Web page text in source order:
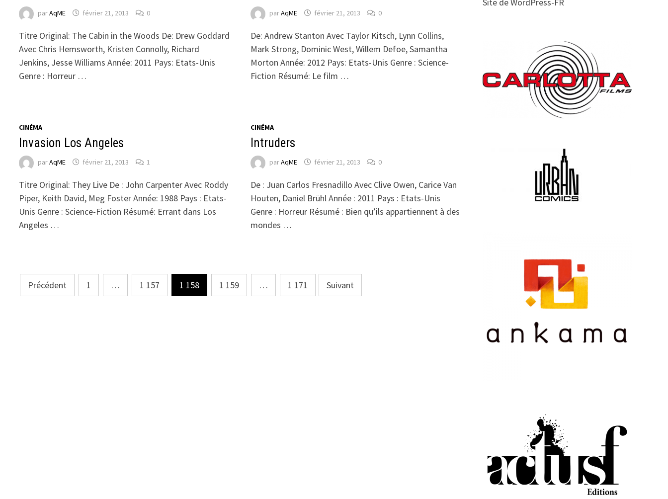
parAqME février 21, 2013 0
Titre Original: The Cabin in the Woods De: Drew Goddard
Avec Chris Hemsworth, Kristen Connolly, Richard
Jenkins, Jesse Williams Année: 2011 Pays: Etats-Unis
Genre : Horreur …
parAqME février 21, 2013 0
De: Andrew Stanton Avec Taylor Kitsch, Lynn Collins,
Mark Strong, Dominic West, Willem Defoe, Samantha
Morton Année: 2012 Pays: Etats-Unis Genre : Science-
Fiction Résumé: Le film …
CINÉMA
Invasion Los Angeles
parAqME février 21, 2013 1
Titre Original: They Live De : John Carpenter Avec Roddy
Piper, Keith David, Meg Foster Année: 1988 Pays : Etats-
Unis Genre : Science-Fiction Résumé: Errant dans Los
Angeles …
CINÉMA
Intruders
parAqME février 21, 2013 0
De : Juan Carlos Fresnadillo Avec Clive Owen, Carice Van
Houten, Daniel Brühl Année : 2011 Pays : Etats-Unis
Genre : Horreur Résumé : Bien qu’ils appartiennent à des
mondes …
Navigation
des
Précédent 1 … 1 157 1 158 1 159 … 1 171 Suivant